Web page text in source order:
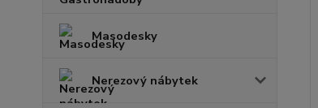
Masodesky
Nerezový nábytek